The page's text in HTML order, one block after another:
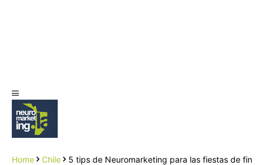
Home Chile
5 tips de Neuromarketing para las fiestas de fin